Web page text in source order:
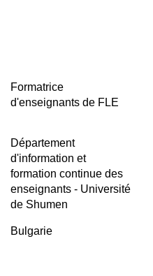
Formatrice
d'enseignants de FLE
Département
d'information et
formation continue des
enseignants - Université
de Shumen
Bulgarie